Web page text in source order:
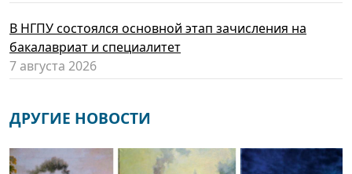
В НГПУ состоялся основной этап зачисления на
бакалавриат и специалитет
7 августа 2026
ДРУГИЕ НОВОСТИ